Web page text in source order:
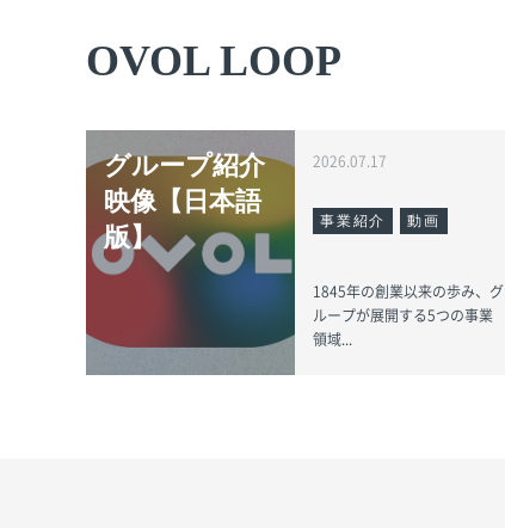
OVOL LOOP
グループ紹介
映像【日本語
版】
2026.07.17
事業紹介 動画
1845年の創業以来の歩み、グ
ループが展開する5つの事業
領域...